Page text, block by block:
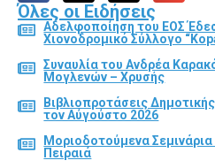
Όλες οι Ειδήσεις
Αδελφοποίηση του ΕΟΣ
Χιονοδρομικό Σύλλογο
Συναυλία του Ανδρέα
Μογλενών – Χρυσής
Βιβλιοπροτάσεις
τον Αύγούστο 2026
Μοριοδοτούμενα
Πειραιά